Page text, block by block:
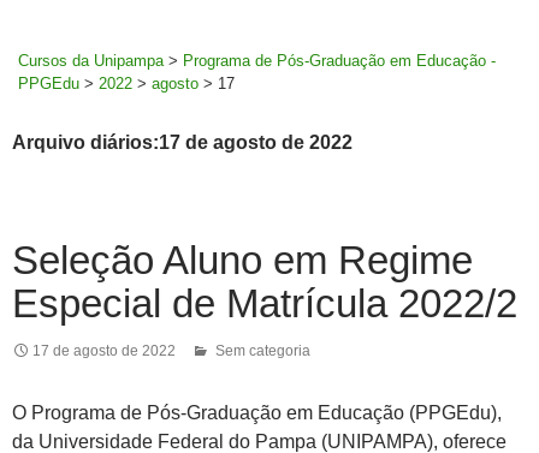
Cursos da Unipampa > Programa de Pós-Graduação em Educação -
PPGEdu > 2022 > agosto > 17
Arquivo diários:17 de agosto de 2022
Seleção Aluno em Regime
Especial de Matrícula 2022/2
17 de agosto de 2022 Sem categoria
O Programa de Pós-Graduação em Educação (PPGEdu),
da Universidade Federal do Pampa (UNIPAMPA), oferece